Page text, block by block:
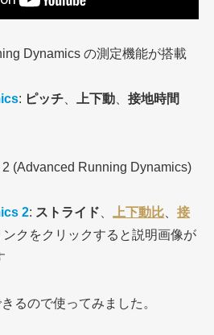
Dynamics の測定機能が搭載
: ピッチ 上下動 、接地時間
(Advanced Running Dynamics)
2: ストライド 上下動比 、接
ンクをクリックすると説明画像が
るので使ってみました。